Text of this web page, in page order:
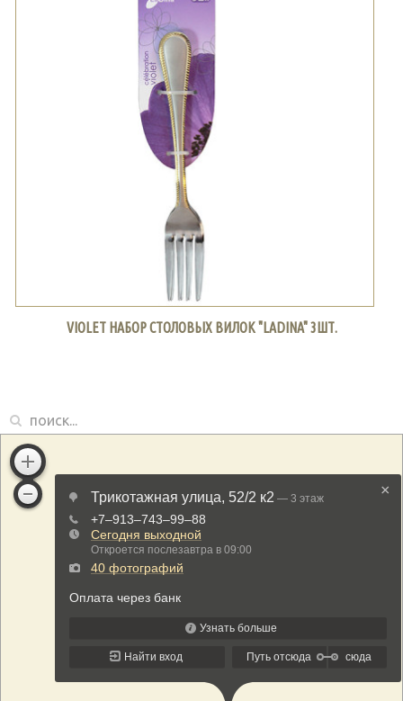
VIOLET НАБОР СТОЛОВЫХ ВИЛОК "LADINA" 3ШТ.